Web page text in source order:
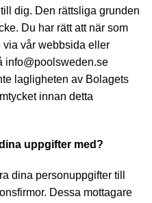
dig. Den rättsliga grunden
Du har rätt att när som
via vår webbsida eller
info@poolsweden.se
lagligheten av Bolagets
innan detta
uppgifter med?
dina personuppgifter till
Dessa mottagare